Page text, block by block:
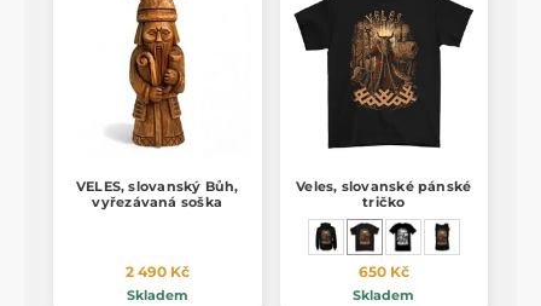
VELES, slovanský Bůh,
vyřezávaná soška
2 490 Kč
Skladem
Veles, slovanské pánské
tričko
650 Kč
Skladem